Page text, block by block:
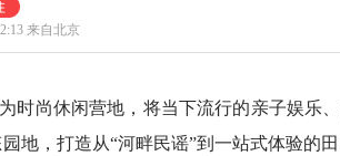
来自北京
时尚休闲营地，将当下流行的亲子娱乐
园地，打造从“河畔民谣”到一站式体验